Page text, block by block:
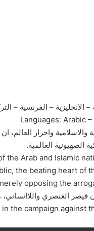
– الفرنسية –
Languages: Arabic
والاسلامية واحرار
الصهيونية العالمية.
the beating heart of
opposing the
العنصري واللاانساني،
the campaign against